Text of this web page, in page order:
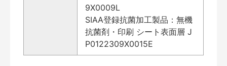
9X0009L
SIAA登録抗菌加工製品：無機
抗菌剤・印刷 シート表面層 J
P0122309X0015E